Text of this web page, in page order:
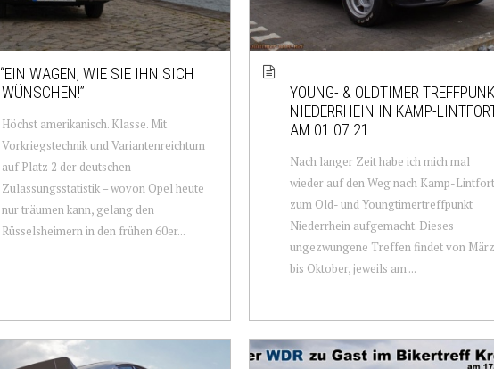
“EIN WAGEN, WIE SIE IHN SICH
WÜNSCHEN!”
Höchst amerikanisch. Klasse. Mit
Vorkriegstechnik und Variantenreichtum
auf Platz 2 der deutschen
Zulassungsstatistik – wovon Opel heute
nur träumen kann, gelang den
Rüsselsheimern in den frühen 60er...
YOUNG- & OLDTIMER
NIEDERRHEIN IN KAMP-
AM 01.07.21
Nach langer Zeit habe ich mich mal
wieder auf den Weg nach Kamp-Lintfort
zum Old- und Youngtimertreffpunkt
Niederrhein aufgemacht. Dieses
ungezwungene Treffen findet von März
bis Oktober, jeweils am ...